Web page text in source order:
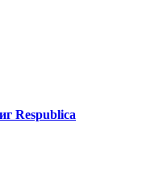
Respublica